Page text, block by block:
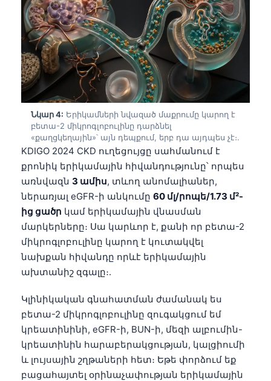
Նկար 4: Երիկամների նվազած մաքրումը կարող է
բետա-2 միկրոգլոբուլինը դարձնել
«քաղցկեղային»՝ այն դեպքում, երբ դա այդպես չէ։.
KDIGO 2024 CKD ուղեցույցը սահմանում է
քրոնիկ երիկամային հիվանդությունը՝ որպես
առնվազն 3 ամիս, տևող անոմալիաներ,
ներառյալ eGFR-ի անկումը 60 մլ/րոպե/1.73 մ²-
ից ցածր կամ երիկամային վնասման
մարկերները։ Սա կարևոր է, քանի որ բետա-2
միկրոգլոբուլինը կարող է կուտակվել
նախքան հիվանդը որևէ երիկամային
ախտանիշ զգալը։.
Կլինիկական գնահատման ժամանակ ես
բետա-2 միկրոգլոբուլինը զուգակցում եմ
կրեատինինի, eGFR-ի, BUN-ի, մեզի ալբումին-
կրեատինին հարաբերակցության, կալցիումի
և լույսային շղթաների հետ։ Եթե փորձում եք
բացահայտել օրինաչափության երիկամային